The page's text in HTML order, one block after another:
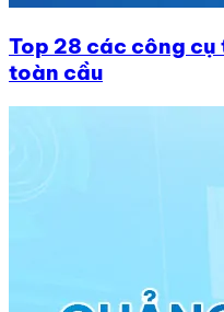
Top 28 các công
toàn cầu